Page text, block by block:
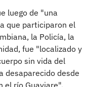
luego de "una
que participaron el
la Policía, la
fue "localizado y
sin vida del
desaparecido desde
el río Guaviare".